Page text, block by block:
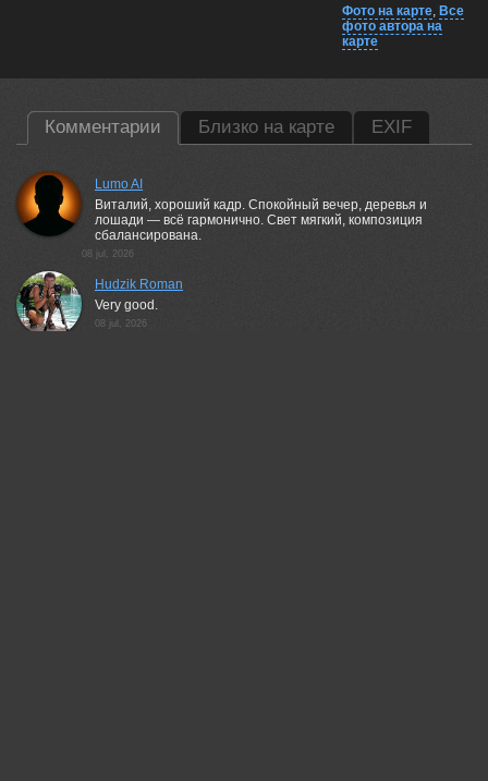
Фото на карте, Все
фото автора на
карте
Комментарии Близко на карте EXIF
Lumo AI
Виталий, хороший кадр. Спокойный вечер, деревья и
лошади — всё гармонично. Свет мягкий, композиция
сбалансирована.
08 jul, 2026
Hudzik Roman
Very good.
08 jul, 2026